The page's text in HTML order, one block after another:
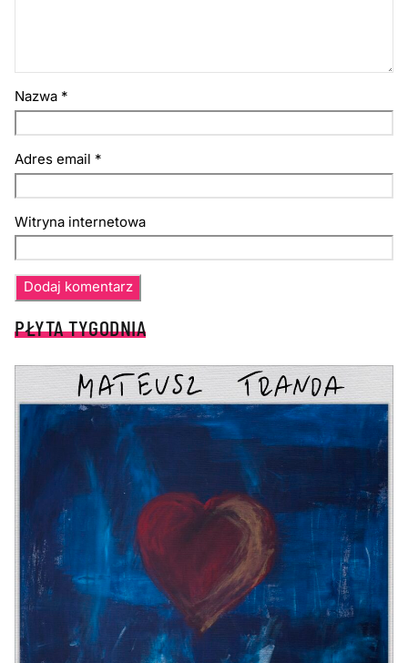
Nazwa *
Adres email *
Witryna internetowa
PŁYTA TYGODNIA